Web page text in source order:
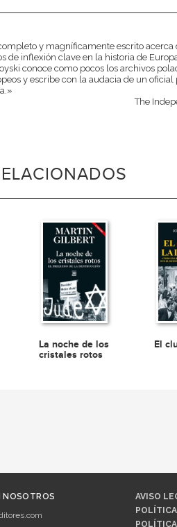
y magníficamente escrito acerca
de inflexión clave en la historia de
conoce como pocos los archivos
y escribe con la audacia de un oficial
The
La noche de los
cristales rotos
El
NOSOTROS
AVISO